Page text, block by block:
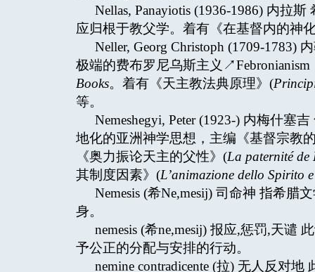
Nellas, Panayiotis (1936-1986) 内拉
应归根于教父学。着有《在基督内的神
Neller, Georg Christoph (1709-1783)
极端的费布罗尼乌斯主义
Books。着有《天主教法典原理》(
等。
Nemeshegyi, Peter (1923-) 内梅什塞
地化的亚洲神学思想，主编《基督宗教
《奥力振论天主的父性》(La paternité de
其制度因素》(L’animazione dello Spirito
Nemesis (希Ne,mesij) 司命神 指希腊
身。
nemesis (希ne,mesij) 报应,惩罚,天谴
予公正的分配与安排的行动。
nemine contradicente (拉) 无人反对